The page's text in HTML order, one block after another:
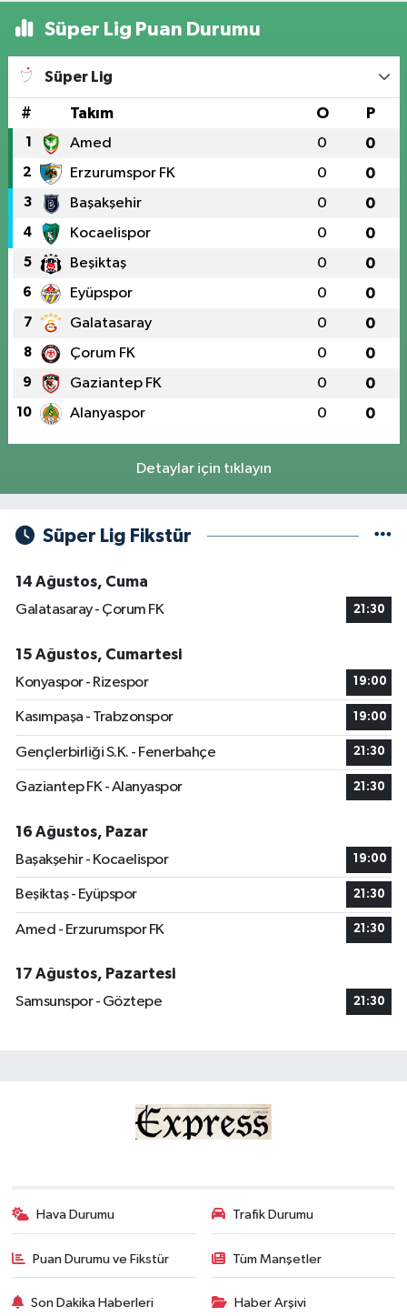
Süper Lig Puan Durumu
Süper Lig
# Takım O P
1 Amed 0 0
2 Erzurumspor FK 0 0
3 Başakşehir 0 0
4 Kocaelispor 0 0
5 Beşiktaş 0 0
6 Eyüpspor 0 0
7 Galatasaray 0 0
8 Çorum FK 0 0
9 Gaziantep FK 0 0
10 Alanyaspor 0 0
Detaylar için tıklayın
Süper Lig Fikstür
14 Ağustos, Cuma
Galatasaray - Çorum FK
21:30
15 Ağustos, Cumartesi
Konyaspor - Rizespor
19:00
Kasımpaşa - Trabzonspor 19:00
Gençlerbirliği S.K. - Fenerbahçe 21:30
Gaziantep FK - Alanyaspor 21:30
16 Ağustos, Pazar
Başakşehir - Kocaelispor
19:00
Beşiktaş - Eyüpspor 21:30
Amed - Erzurumspor FK 21:30
17 Ağustos, Pazartesi
Samsunspor - Göztepe
21:30
Hava Durumu Trafik Durumu
Puan Durumu ve Fikstür Tüm Manşetler
Son Dakika Haberleri Haber Arşivi